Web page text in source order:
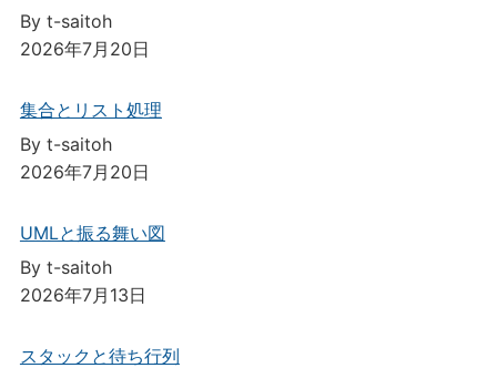
By t-saitoh
2026年7月20日
集合とリスト処理
By t-saitoh
2026年7月20日
UMLと振る舞い図
By t-saitoh
2026年7月13日
スタックと待ち行列